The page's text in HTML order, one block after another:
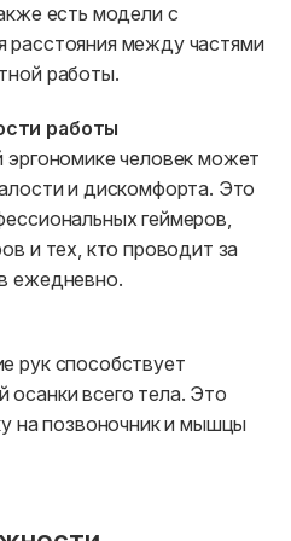
есть модели с
между частями
работы.
работы
человек может
и дискомфорта. Это
геймеров,
и тех, кто проводит за
ежедневно.
рук способствует
всего тела. Это
на позвоночник и мышцы